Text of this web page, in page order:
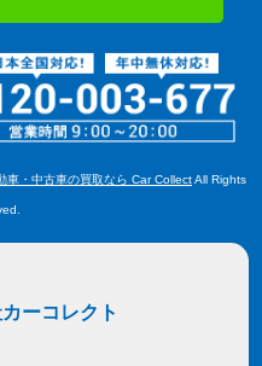
車・中古車の買取なら Car CollectAll Rights
ーコレクト